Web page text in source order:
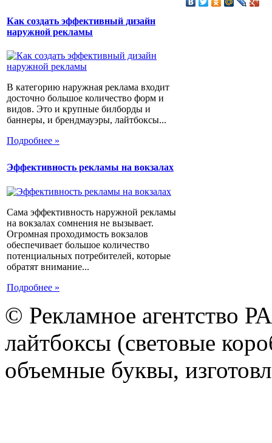
Как создать эффективный дизайн
наружной рекламы
В категорию наружная реклама входит
досточно большое количество форм и
видов. Это и крупные билборды и
баннеры, и брендмауэры, лайтбоксы...
Подробнее »
Эффективность рекламы на вокзалах
Сама эффективность наружной рекламы
на вокзалах сомнения не вызывает.
Огромная проходимость вокзалов
обеспечивает большое количество
потенциальных потребителей, которые
обратят внимание...
Подробнее »
© Рекламное агентство
лайтбоксы (световые
объемные буквы,